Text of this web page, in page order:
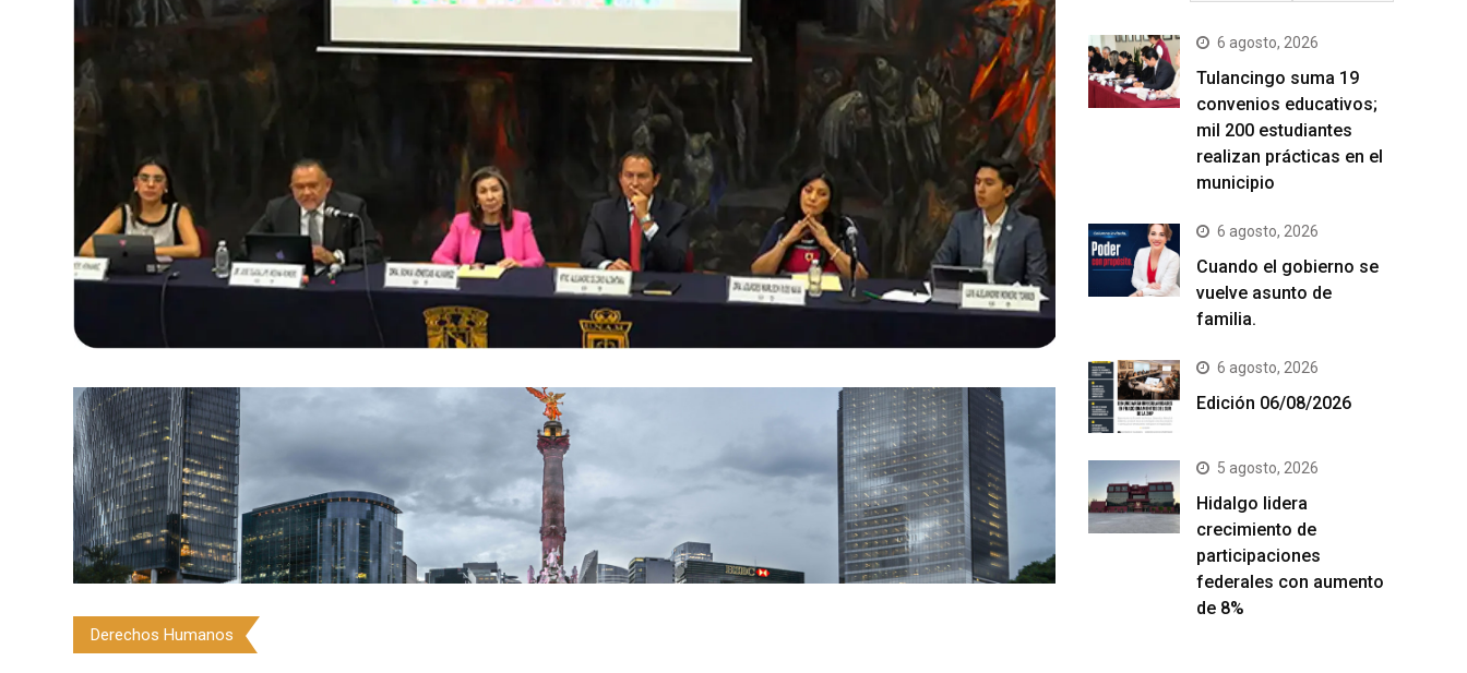
Derechos Humanos
6 agosto, 2026
Tulancingo suma 19
convenios educativos;
mil 200 estudiantes
realizan prácticas en el
municipio
6 agosto, 2026
Cuando el gobierno se
vuelve asunto de
familia.
6 agosto, 2026
Edición 06/08/2026
5 agosto, 2026
Hidalgo lidera
crecimiento de
participaciones
federales con aumento
de 8%